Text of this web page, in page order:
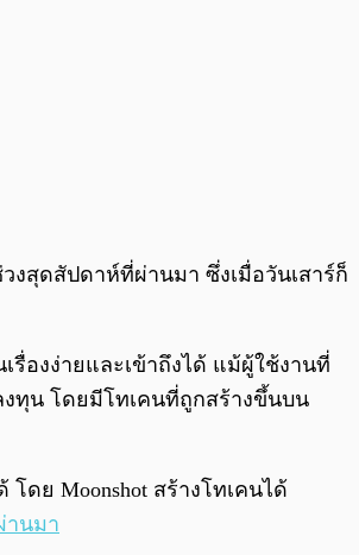
0:00/ 0:00
งสุดสัปดาห์ที่ผ่านมา ซึ่งเมื่อวันเสาร์ก็
รื่องง่ายและเข้าถึงได้ แม้ผู้ใช้งานที่
งทุน โดยมีโทเคนที่ถูกสร้างขึ้นบน
ดย Moonshot สร้างโทเคนได้
านมา